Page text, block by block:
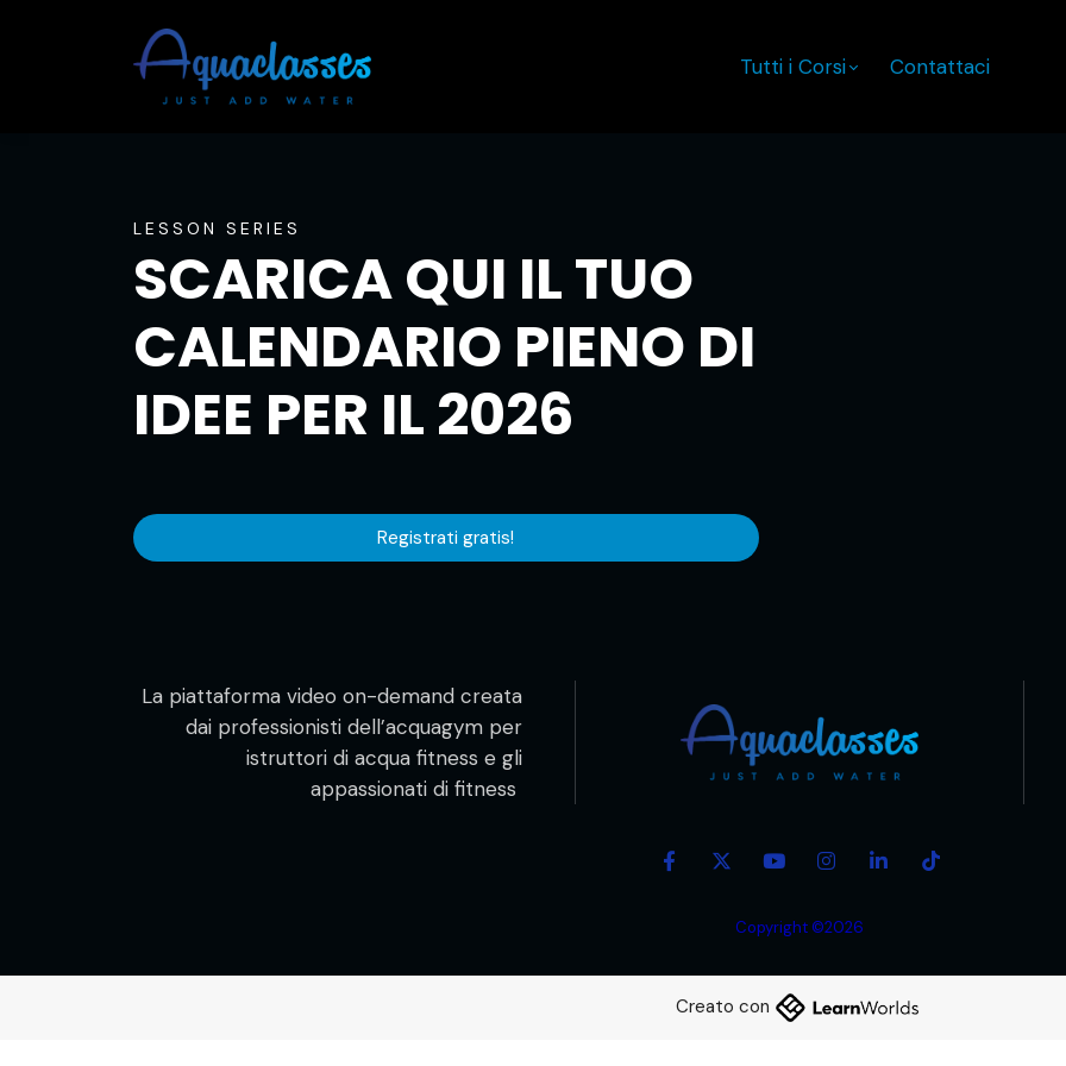
Tutti i Corsi Contattaci
LESSON SERIES
SCARICA QUI IL TUO
CALENDARIO PIENO DI
IDEE PER IL 2026
Registrati gratis!
La piattaforma video on-demand creata
dai professionisti dell’acquagym per
istruttori di acqua fitness e gli
appassionati di fitness
Copyright ©2026
Creato con